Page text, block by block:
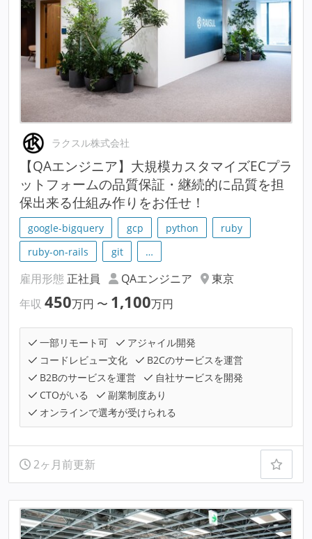
ラクスル株式会社
【QAエンジニア】大規模カスタマイズECプラ
ットフォームの品質保証・継続的に品質を担
保出来る仕組み作りをお任せ！
google-bigquery gcp python
ruby
ruby-on-rails
git …
雇用形態 正社員 QAエンジニア
東京
年収 450万円 〜 1,100万円
一部リモート可
アジャイル開発
コードレビュー文化
B2Cのサービスを運営
B2Bのサービスを運営
自社サービスを開発
CTOがいる
副業制度あり
オンラインで選考が受けられる
2ヶ月前更新